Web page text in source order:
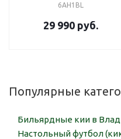
6AH1BL
29 990руб.
Популярные
Бильярдные кии в
Настольный футбол